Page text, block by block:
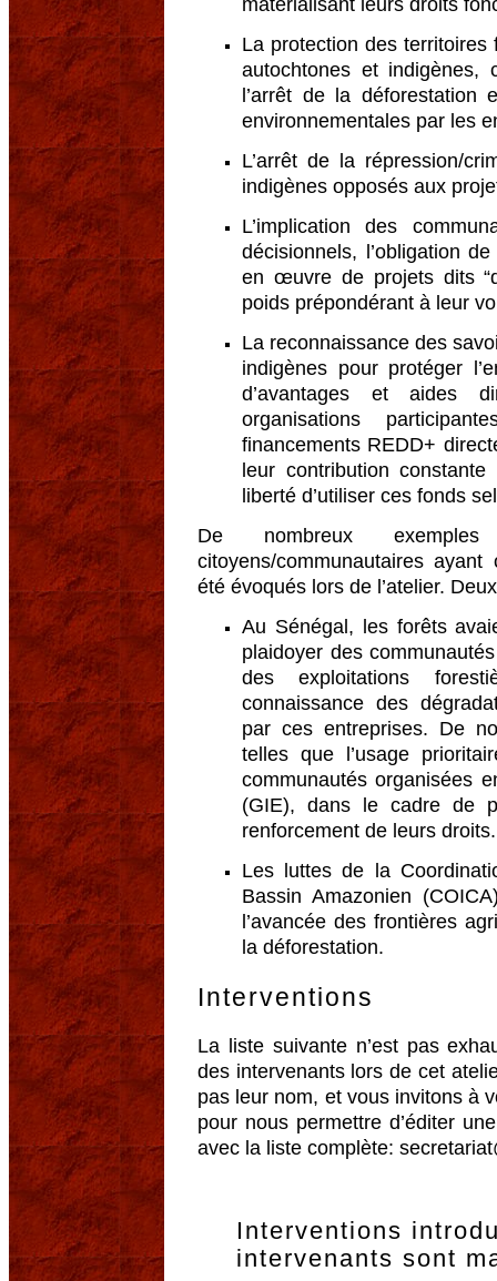
La protection des
autochtones et indigènes,
l’arrêt de la déforestation
environnementales par les
L’arrêt de la répression/
indigènes opposés aux
L’implication des
décisionnels, l’obligation
en œuvre de projets dits
poids prépondérant à leur
La reconnaissance des
indigènes pour protéger
d’avantages et aides
organisations
financements REDD+
leur contribution
liberté d’utiliser ces fonds
De nombreux
citoyens/communautaires
été évoqués lors de l’atelier.
Au Sénégal, les forêts
plaidoyer des
des exploitations
connaissance des
par ces entreprises. De
telles que l’usage
communautés organisées
(GIE), dans le cadre de
renforcement de leurs droits.
Les luttes de la
Bassin Amazonien
l’avancée des frontières
la déforestation.
Interventions
La liste suivante n’est pas
des intervenants lors de cet
pas leur nom, et vous invitons à
pour nous permettre d’éditer
avec la liste complète:
Interventions
intervenants sont